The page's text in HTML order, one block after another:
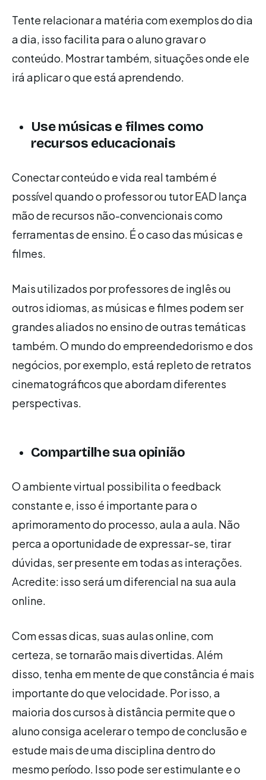
Tente relacionar a matéria com exemplos do dia
a dia, isso facilita para o aluno gravar o
conteúdo. Mostrar também, situações onde ele
irá aplicar o que está aprendendo.
Use músicas e filmes como
recursos educacionais
Conectar conteúdo e vida real também é
possível quando o professor ou tutor EAD lança
mão de recursos não-convencionais como
ferramentas de ensino. É o caso das músicas e
filmes.
Mais utilizados por professores de inglês ou
outros idiomas, as músicas e filmes podem ser
grandes aliados no ensino de outras temáticas
também. O mundo do empreendedorismo e dos
negócios, por exemplo, está repleto de retratos
cinematográficos que abordam diferentes
perspectivas.
Compartilhe sua opinião
O ambiente virtual possibilita o feedback
constante e, isso é importante para o
aprimoramento do processo, aula a aula. Não
perca a oportunidade de expressar-se, tirar
dúvidas, ser presente em todas as interações.
Acredite: isso será um diferencial na sua aula
online.
Com essas dicas, suas aulas online, com
certeza, se tornarão mais divertidas. Além
disso, tenha em mente de que constância é mais
importante do que velocidade. Por isso, a
maioria dos cursos à distância permite que o
aluno consiga acelerar o tempo de conclusão e
estude mais de uma disciplina dentro do
mesmo período. Isso pode ser estimulante e o